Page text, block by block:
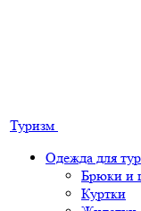
Туризм
Одежда для
Брюки и
Куртки